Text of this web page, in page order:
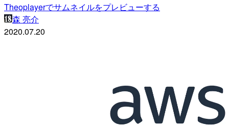
Theoplayerでサムネイルをプレビューする
森 亮介
2020.07.20